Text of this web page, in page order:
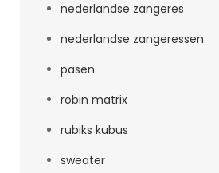
nederlandse zangeres
nederlandse zangeressen
pasen
robin matrix
rubiks kubus
sweater